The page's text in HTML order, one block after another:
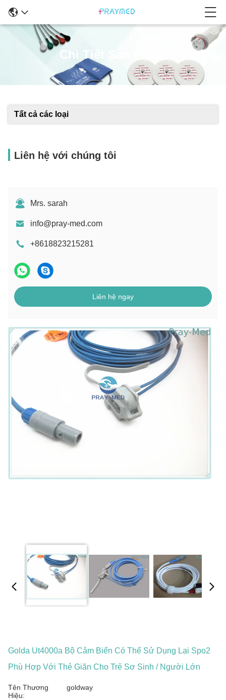
Chi Tiết Sản Phẩm
Tất cả các loại
Liên hệ với chúng tôi
Mrs. sarah
info@pray-med.com
+8618823215281
Liên hệ ngay
Golda Ut4000a Bộ Cảm Biến Có Thể Sử Dụng Lại Spo2
Phù Hợp Với Thẻ Giãn Cho Trẻ Sơ Sinh / Người Lớn
Tên Thương
Hiệu:
goldway